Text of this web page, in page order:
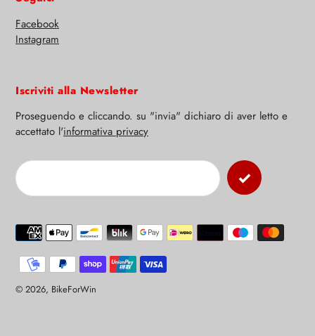
Facebook
Instagram
Iscriviti alla Newsletter
Proseguendo e cliccando. su "invia" dichiaro di aver letto e
accettato l'informativa privacy
© 2026, BikeForWin
Modalità
di
pagamento